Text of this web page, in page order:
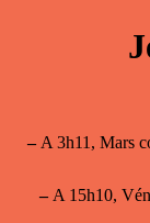
–A 3h11, Mars
–A 15h10,